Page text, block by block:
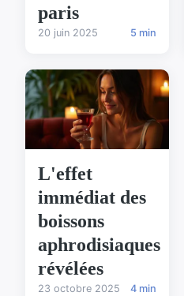
paris
20 juin 2025 5 min
L'effet
immédiat des
boissons
aphrodisiaques
révélées
23 octobre 2025 4 min